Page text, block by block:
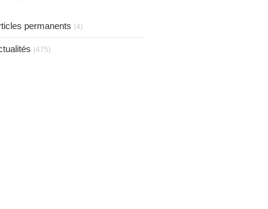
permanents (4)
(475)